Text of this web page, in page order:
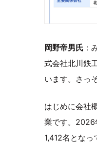
岡野帝男氏 ：
式会社北川鉄
います。さっ
はじめに会社
業です。2026
1,412名となっ